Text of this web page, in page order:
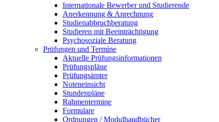
Internationale Bewerber und Studierende
Anerkennung & Anrechnung
Studienabbruchberatung
Studieren mit Beeinträchtigung
Psychosoziale Beratung
Prüfungen und Termine
Aktuelle Prüfungsinformationen
Prüfungspläne
Prüfungsämter
Noteneinsicht
Stundenpläne
Rahmentermine
Formulare
Ordnungen / Modulhandbücher